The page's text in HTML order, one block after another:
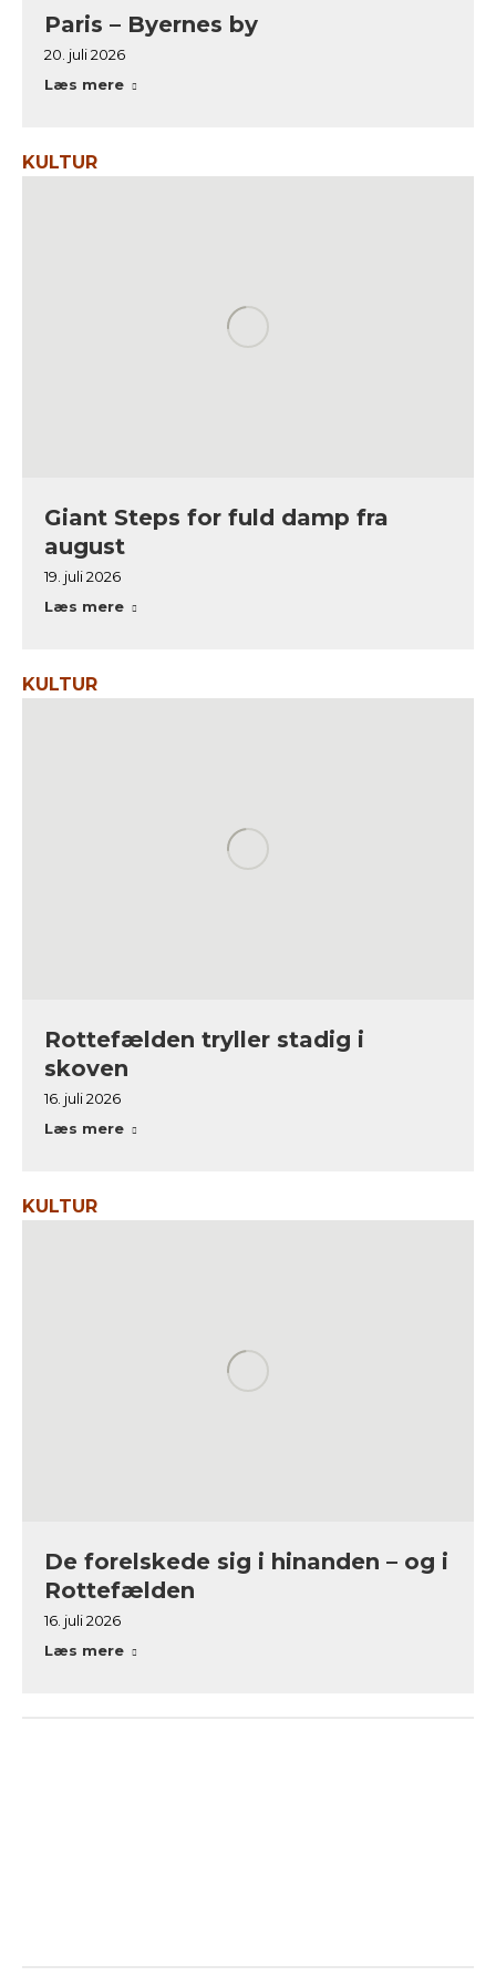
Paris – Byernes by
20. juli 2026
Læs mere
KULTUR
Giant Steps for fuld damp fra
august
19. juli 2026
Læs mere
KULTUR
Rottefælden tryller stadig i
skoven
16. juli 2026
Læs mere
KULTUR
De forelskede sig i hinanden – og i
Rottefælden
16. juli 2026
Læs mere